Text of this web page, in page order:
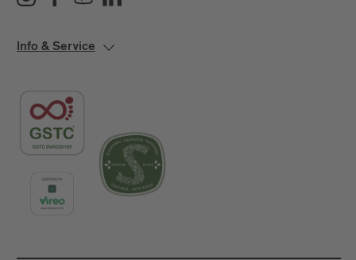
Info & Service